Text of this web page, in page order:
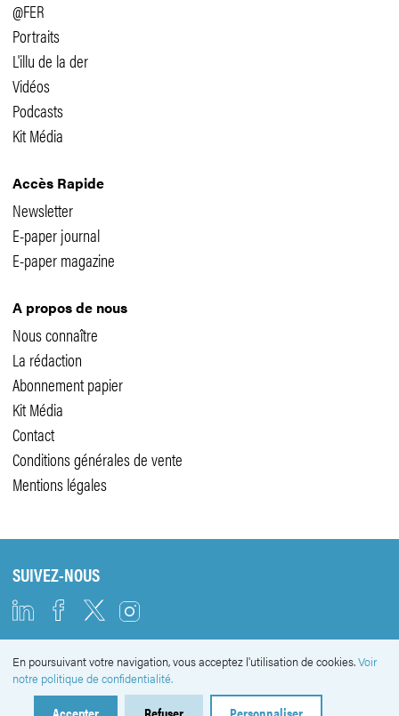
@FER
Portraits
L'illu de la der
Vidéos
Podcasts
Kit Média
Accès Rapide
Newsletter
E-paper journal
E-paper magazine
A propos de nous
Nous connaître
La rédaction
Abonnement papier
Kit Média
Contact
Conditions générales de vente
Mentions légales
SUIVEZ-NOUS
NEWSLETTER
En poursuivant votre navigation, vous acceptez l'utilisation de cookies.Voir
notre politique de confidentialité.